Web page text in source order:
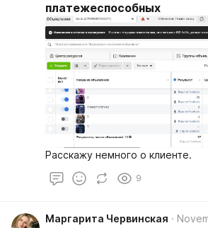
платежеспособных
Расскажу немного о клиенте.
9
Маргарита Червинская